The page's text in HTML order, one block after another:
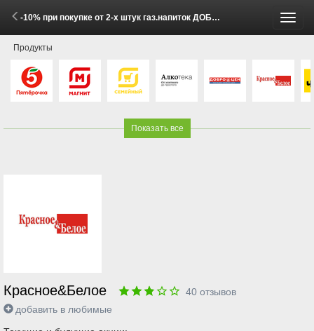
-10% при покупке от 2-х штук газ.напиток ДОБРЫЙ в ассортименте 2 л (26 Мая - 1 Июня 2026)
Продукты
Показать все
Красное&Белое 40 отзывов
добавить в любимые